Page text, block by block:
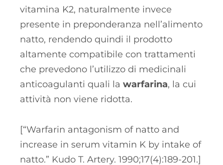
vitamina K2, naturalmente invece
presente in preponderanza nell’alimento
natto, rendendo quindi il prodotto
altamente compatibile con trattamenti
che prevedono l’utilizzo di medicinali
anticoagulanti quali la warfarina, la cui
attività non viene ridotta.
[“Warfarin antagonism of natto and
increase in serum vitamin K by intake of
natto.” Kudo T. Artery. 1990;17(4):189-201.]